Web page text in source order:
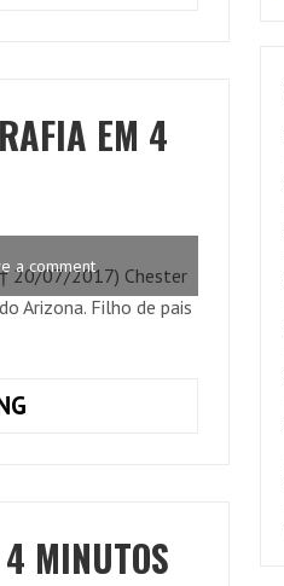
4
EM 4
a comment
20/07/2017) Chester
Arizona. Filho de pais
BIOGRAFIA
MINUTOS